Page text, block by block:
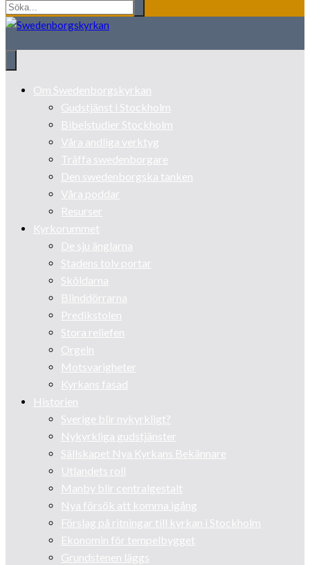
Om Swedenborgskyrkan
Gudstjänst i Stockholm
Bibelstudier Stockholm
Våra andliga verktyg
Träffa swedenborgare
Den swedenborgska tanken
Våra poddar
Resurser
Kyrkorummet
De sju änglarna
Stadens tolv portar
Sköldarna
Blinddörrarna
Predikstolen
Stora reliefen
Orgeln
Motsvarigheter
Kyrkans fasad
Historien
Sverige blir nykyrkligt?
Nykyrkliga gudstjänster
Sällskapet Nya Kyrkans Bekännare
Utlandets roll
Manby blir centralgestalt
Nya försök att komma igång
Förslag på ritningar till kyrkan i Stockholm
Ekonomin för tempelbygget
Grundstenen läggs